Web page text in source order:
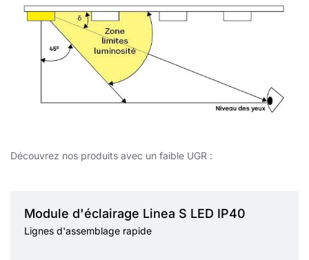
Découvrez nos produits avec un faible UGR :
Module d'éclairage Linea S LED IP40
Lignes d'assemblage rapide
couleur
4000K